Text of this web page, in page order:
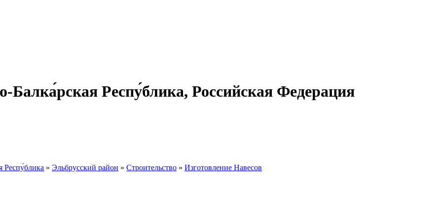
Балка́рская Респу́блика, Российская Федерация
Респу́блика » Эльбрусский район » Строительство » Изготовление Навесов